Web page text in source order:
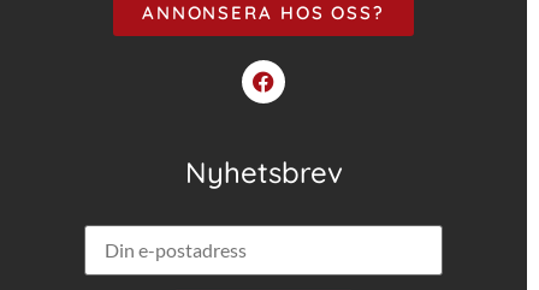
ANNONSERA HOS OSS?
Nyhetsbrev